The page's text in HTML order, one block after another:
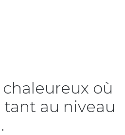
où
au niveau